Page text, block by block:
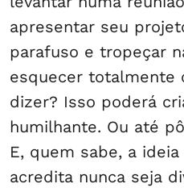
apresentar seu
parafuso e tropeçar
esquecer totalmente
dizer? Isso poderá
humilhante. Ou até
E, quem sabe, a
acredita nunca seja